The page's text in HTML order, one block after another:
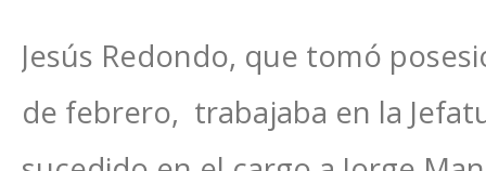
Jesús Redondo, que tomó
de febrero, trabajaba en la